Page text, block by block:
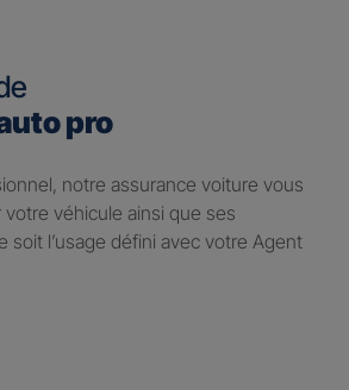
pro
notre assurance voiture vous
véhicule ainsi que ses
soit l’usage défini avec votre Agent